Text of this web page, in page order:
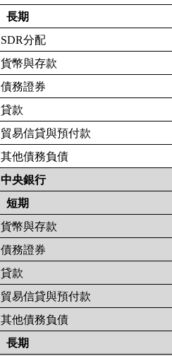
長期
SDR分配
貨幣與存款
債務證券
貸款
貿易信貸與預付款
其他債務負債
中央銀行
短期
貨幣與存款
債務證券
貸款
貿易信貸與預付款
其他債務負債
長期